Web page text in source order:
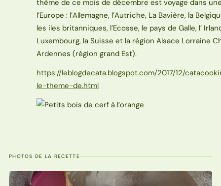
thème de ce mois de décembre est voyage dans
l’Europe : l’Allemagne, l’Autriche, La Bavière, la
les iles britanniques, l’Ecosse, le pays de Galle, l’
Luxembourg, la Suisse et la région Alsace Lorraine
Ardennes (région grand Est).
https://leblogdecata.blogspot.com/2017/12/
le-theme-de.html
PHOTOS DE LA RECETTE